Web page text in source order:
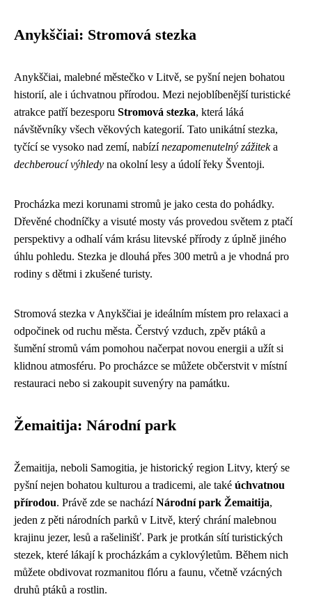
Anykščiai: Stromová stezka
Anykščiai, malebné městečko v Litvě, se pyšní nejen bohatou
historií, ale i úchvatnou přírodou. Mezi nejoblíbenější turistické
atrakce patří bezesporu Stromová stezka, která láká
návštěvníky všech věkových kategorií. Tato unikátní stezka,
tyčící se vysoko nad zemí, nabízínezapomenutelný zážiteka
dechberoucí výhledy na okolní lesy a údolí řeky Šventoji.
Procházka mezi korunami stromů je jako cesta do pohádky.
Dřevěné chodníčky a visuté mosty vás provedou světem z ptačí
perspektivy a odhalí vám krásu litevské přírody z úplně jiného
úhlu pohledu. Stezka je dlouhá přes 300 metrů a je vhodná pro
rodiny s dětmi i zkušené turisty.
Stromová stezka v Anykščiai je ideálním místem pro relaxaci a
odpočinek od ruchu města. Čerstvý vzduch, zpěv ptáků a
šumění stromů vám pomohou načerpat novou energii a užít si
klidnou atmosféru. Po procházce se můžete občerstvit v místní
restauraci nebo si zakoupit suvenýry na památku.
Žemaitija: Národní park
Žemaitija, neboli Samogitia, je historický region Litvy, který se
pyšní nejen bohatou kulturou a tradicemi, ale také úchvatnou
přírodou. Právě zde se nacházíNárodní park Žemaitija,
jeden z pěti národních parků v Litvě, který chrání malebnou
krajinu jezer, lesů a rašelinišť. Park je protkán sítí turistických
stezek, které lákají k procházkám a cyklovýletům. Během nich
můžete obdivovat rozmanitou flóru a faunu, včetně vzácných
druhů ptáků a rostlin.